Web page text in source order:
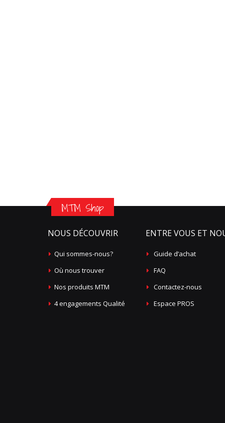
MTM Shop
NOUS DÉCOUVRIR
Qui sommes-nous?
Où nous trouver
Nos produits MTM
4 engagements Qualité
ENTRE VOUS ET
Guide d’achat
FAQ
Contactez-nous
Espace PROS